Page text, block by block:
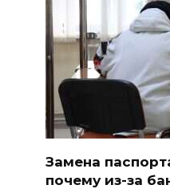
Замена
почему из-за